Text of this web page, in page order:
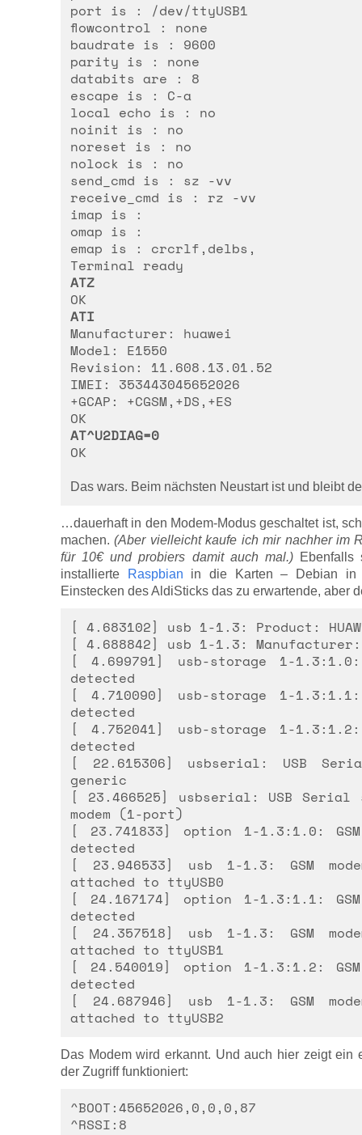
port is : /dev/ttyUSB1
flowcontrol : none
baudrate is : 9600
parity is : none
databits are : 8
escape is : C-a
local echo is : no
noinit is : no
noreset is : no
nolock is : no
send_cmd is : sz -vv
receive_cmd is : rz -vv
imap is :
omap is :
emap is : crcrlf,delbs,
Terminal ready
ATZ
OK
ATI
Manufacturer: huawei
Model: E1550
Revision: 11.608.13.01.52
IMEI: 353443045652026
+GCAP: +CGSM,+DS,+ES
OK
AT^U2DIAG=0
OK
Das wars. Beim nächsten Neustart ist und bleibt
…dauerhaft in den Modem-Modus geschaltet ist,
machen.(Aber vielleicht kaufe ich mir nachher im
für 10€ und probiers damit auch mal.)Ebenfalls
installierte
Raspbian in die Karten – Debian in
Einstecken des AldiSticks das zu erwartende, aber
[ 4.683102] usb 1-1.3: Product:
[ 4.688842] usb 1-1.3: Manufacturer:
[ 4.699791] usb-storage 1-1.3:1.0:
detected
[ 4.710090] usb-storage 1-1.3:1.1:
detected
[ 4.752041] usb-storage 1-1.3:1.2:
detected
[ 22.615306] usbserial: USB
generic
[ 23.466525] usbserial: USB Serial
modem (1-port)
[ 23.741833] option 1-1.3:1.0:
detected
[ 23.946533] usb 1-1.3: GSM
attached to ttyUSB0
[ 24.167174] option 1-1.3:1.1:
detected
[ 24.357518] usb 1-1.3: GSM
attached to ttyUSB1
[ 24.540019] option 1-1.3:1.2:
detected
[ 24.687946] usb 1-1.3: GSM
attached to ttyUSB2
Das Modem wird erkannt. Und auch hier zeigt ein
der Zugriff funktioniert:
^BOOT:45652026,0,0,0,87
^RSSI:8